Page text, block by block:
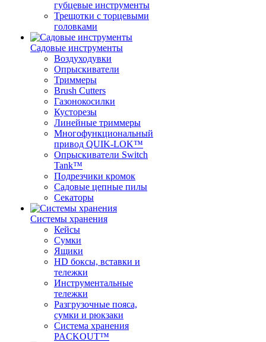
губцевые инструменты
Трещотки с торцевыми
головками
Садовые инструменты
Воздуходувки
Опрыскиватели
Триммеры
Brush Cutters
Газонокосилки
Кусторезы
Линейные триммеры
Многофункциональный
привод QUIK-LOK™
Опрыскиватели Switch
Tank™
Подрезчики кромок
Садовые цепные пилы
Секаторы
Системы хранения
Кейсы
Сумки
Ящики
HD боксы, вставки и
тележки
Инструментальные
тележки
Разгрузочные пояса,
сумки и рюкзаки
Система хранения
PACKOUT™